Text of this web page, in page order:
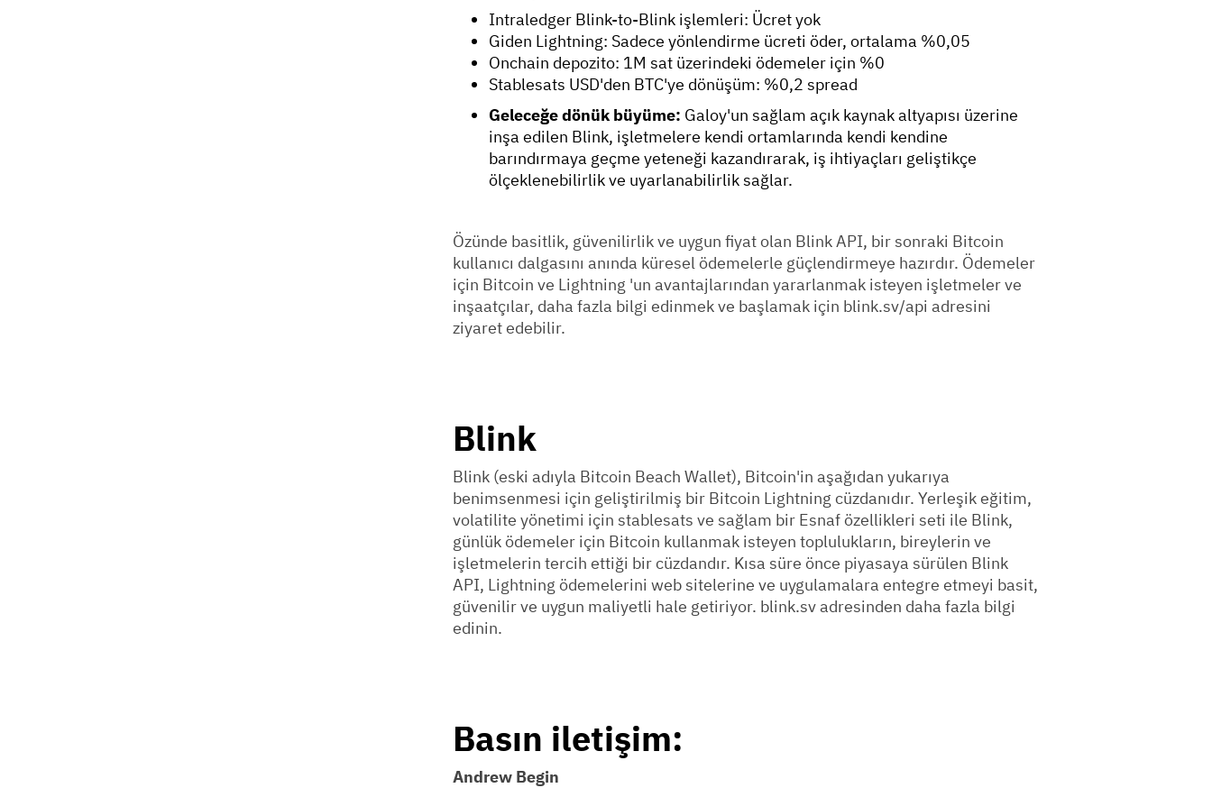
Intraledger Blink-to-Blink işlemleri: Ücret yok
Giden Lightning: Sadece yönlendirme ücreti öder, ortalama %0,05
Onchain depozito: 1M sat üzerindeki ödemeler için %0
Stablesats USD'den BTC'ye dönüşüm: %0,2 spread
Geleceğe dönük büyüme: Galoy'un sağlam açık kaynak altyapısı üzerine
inşa edilen Blink, işletmelere kendi ortamlarında kendi kendine
barındırmaya geçme yeteneği kazandırarak, iş ihtiyaçları geliştikçe
ölçeklenebilirlik ve uyarlanabilirlik sağlar.
Özünde basitlik, güvenilirlik ve uygun fiyat olan Blink API, bir sonraki Bitcoin
kullanıcı dalgasını anında küresel ödemelerle güçlendirmeye hazırdır. Ödemeler
için Bitcoin ve Lightning 'un avantajlarından yararlanmak isteyen işletmeler ve
inşaatçılar, daha fazla bilgi edinmek ve başlamak için blink.sv/api adresini
ziyaret edebilir.
Blink
Blink (eski adıyla Bitcoin Beach Wallet), Bitcoin'in aşağıdan yukarıya
benimsenmesi için geliştirilmiş bir Bitcoin Lightning cüzdanıdır. Yerleşik eğitim,
volatilite yönetimi için stablesats ve sağlam bir Esnaf özellikleri seti ile Blink,
günlük ödemeler için Bitcoin kullanmak isteyen toplulukların, bireylerin ve
işletmelerin tercih ettiği bir cüzdandır. Kısa süre önce piyasaya sürülen Blink
API, Lightning ödemelerini web sitelerine ve uygulamalara entegre etmeyi basit,
güvenilir ve uygun maliyetli hale getiriyor. blink.sv adresinden daha fazla bilgi
edinin.
Basın iletişim:
Andrew Begin